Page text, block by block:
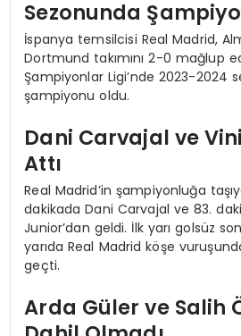
Sezonunda
İspanya temsilcisi Real Madrid,
Dortmund takımını 2-0 mağlup
Şampiyonlar Ligi’nde 2023-2024
şampiyonu oldu.
Dani Carvajal ve
Attı
Real Madrid’in şampiyonluğa
dakikada Dani Carvajal ve 83.
Junior’dan geldi. İlk yarı golsüz
yarıda Real Madrid köşe
geçti.
Arda Güler ve Salih